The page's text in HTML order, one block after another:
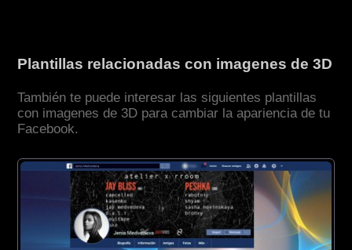
Plantillas relacionadas con imagenes de 3D
También te puede interesar las siguientes plantillas
con imagenes de 3D para cambiar la apariencia de tu
Facebook.